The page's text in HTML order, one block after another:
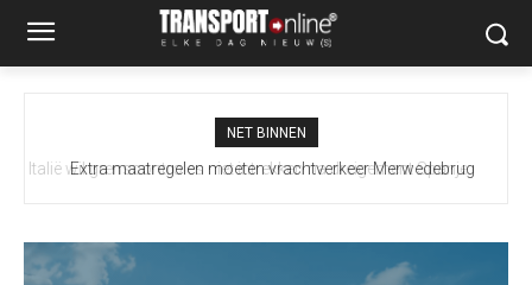
NET BINNEN
Extra maatregelen moeten vrachtverkeer Merwedebrug